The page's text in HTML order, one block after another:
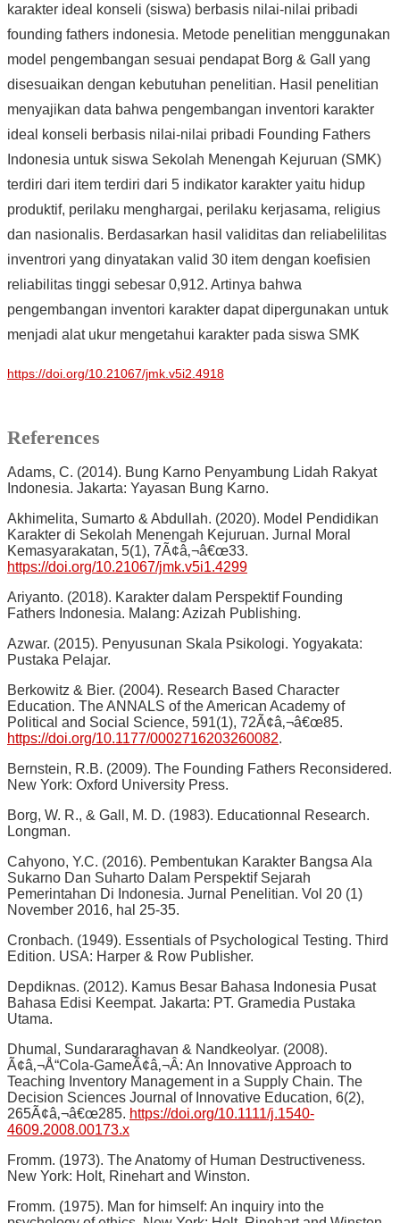
karakter ideal konseli (siswa) berbasis nilai-nilai pribadi
founding fathers indonesia. Metode penelitian menggunakan
model pengembangan sesuai pendapat Borg & Gall yang
disesuaikan dengan kebutuhan penelitian. Hasil penelitian
menyajikan data bahwa pengembangan inventori karakter
ideal konseli berbasis nilai-nilai pribadi Founding Fathers
Indonesia untuk siswa Sekolah Menengah Kejuruan (SMK)
terdiri dari item terdiri dari 5 indikator karakter yaitu hidup
produktif, perilaku menghargai, perilaku kerjasama, religius
dan nasionalis. Berdasarkan hasil validitas dan reliabelilitas
inventrori yang dinyatakan valid 30 item dengan koefisien
reliabilitas tinggi sebesar 0,912. Artinya bahwa
pengembangan inventori karakter dapat dipergunakan untuk
menjadi alat ukur mengetahui karakter pada siswa SMK
https://doi.org/10.21067/jmk.v5i2.4918
References
Adams, C. (2014). Bung Karno Penyambung Lidah Rakyat
Indonesia. Jakarta: Yayasan Bung Karno.
Akhimelita, Sumarto & Abdullah. (2020). Model Pendidikan
Karakter di Sekolah Menengah Kejuruan. Jurnal Moral
Kemasyarakatan, 5(1), 7Ã¢â‚¬â€œ33.
https://doi.org/10.21067/jmk.v5i1.4299
Ariyanto. (2018). Karakter dalam Perspektif Founding
Fathers Indonesia. Malang: Azizah Publishing.
Azwar. (2015). Penyusunan Skala Psikologi. Yogyakata:
Pustaka Pelajar.
Berkowitz & Bier. (2004). Research Based Character
Education. The ANNALS of the American Academy of
Political and Social Science, 591(1), 72Ã¢â‚¬â€œ85.
https://doi.org/10.1177/0002716203260082.
Bernstein, R.B. (2009). The Founding Fathers Reconsidered.
New York: Oxford University Press.
Borg, W. R., & Gall, M. D. (1983). Educationnal Research.
Longman.
Cahyono, Y.C. (2016). Pembentukan Karakter Bangsa Ala
Sukarno Dan Suharto Dalam Perspektif Sejarah
Pemerintahan Di Indonesia. Jurnal Penelitian. Vol 20 (1)
November 2016, hal 25-35.
Cronbach. (1949). Essentials of Psychological Testing. Third
Edition. USA: Harper & Row Publisher.
Depdiknas. (2012). Kamus Besar Bahasa Indonesia Pusat
Bahasa Edisi Keempat. Jakarta: PT. Gramedia Pustaka
Utama.
Dhumal, Sundararaghavan & Nandkeolyar. (2008).
Ã¢â‚¬Å“Cola-GameÃ¢â‚¬Â: An Innovative Approach to
Teaching Inventory Management in a Supply Chain. The
Decision Sciences Journal of Innovative Education, 6(2),
265Ã¢â‚¬â€œ285. https://doi.org/10.1111/j.1540-
4609.2008.00173.x
Fromm. (1973). The Anatomy of Human Destructiveness.
New York: Holt, Rinehart and Winston.
Fromm. (1975). Man for himself: An inquiry into the